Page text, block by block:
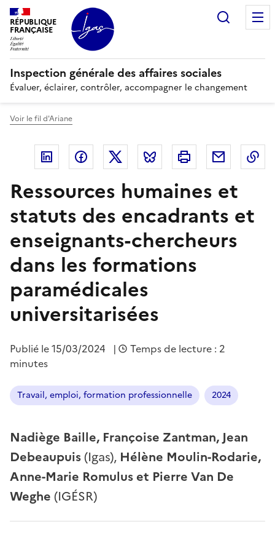
Panneau de gestion des cookies
RÉPUBLIQUE
FRANÇAISE
Inspection générale des affaires sociales
Évaluer, éclairer, contrôler, accompagner le changement
Voir le fil d'Ariane
Linkedin FacebookTwitter Bluesky Imprimer Courriel
Ressources humaines et
statuts des encadrants et
enseignants-chercheurs
dans les formations
paramédicales
universitarisées
Publié le15/03/2024 |
Temps de lecture : 2
minutes
Travail, emploi, formation professionnelle 2024
Nadiège Baille, Françoise Zantman, Jean
Debeaupuis(Igas), Hélène Moulin-Rodarie,
Anne-Marie Romulus et Pierre Van De
Weghe (IGÉSR)